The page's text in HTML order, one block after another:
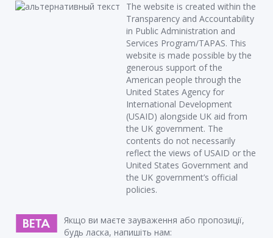
The website is created within the
Transparency and Accountability
in Public Administration and
Services Program/TAPAS. This
website is made possible by the
generous support of the
American people through the
United States Agency for
International Development
(USAID) alongside UK aid from
the UK government. The
contents do not necessarily
reflect the views of USAID or the
United States Government and
the UK government’s official
policies.
Якщо ви маєте зауваження або пропозиції,
будь ласка, напишіть нам: